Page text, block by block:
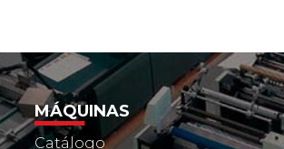
MÁQUINAS
Catálogo